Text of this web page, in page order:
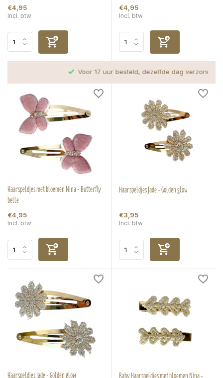
€4,95
Incl. btw
€4,95
Incl. btw
Voor 17 uur besteld, dezelfde dag verzonden
Haarspeldjes met bloemen Nina - Butterfly
belle
€4,95
Incl. btw
Haarspeldjes Jade - Golden glow
€3,95
Incl. btw
Haarspeldjes Jade - Golden glow